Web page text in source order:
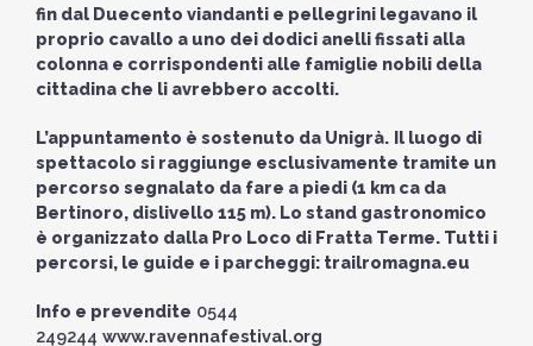
fin dal Duecento viandanti e pellegrini legavano il
proprio cavallo a uno dei dodici anelli fissati alla
colonna e corrispondenti alle famiglie nobili della
cittadina che li avrebbero accolti.
L’appuntamento è sostenuto da Unigrà. Il luogo di
spettacolo si raggiunge esclusivamente tramite un
percorso segnalato da fare a piedi (1 km ca da
Bertinoro, dislivello 115 m). Lo stand gastronomico
è organizzato dalla Pro Loco di Fratta Terme. Tutti i
percorsi, le guide e i parcheggi: trailromagna.eu
Info e prevendite 0544
249244 www.ravennafestival.org